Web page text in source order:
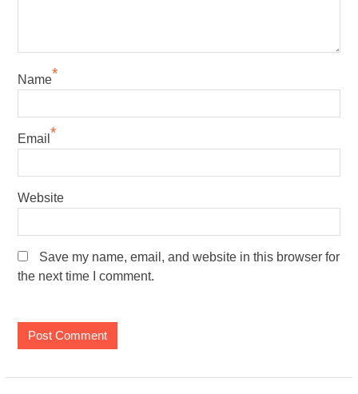
Name*
Email *
Website
Save my name, email, and website in this browser for
the next time I comment.